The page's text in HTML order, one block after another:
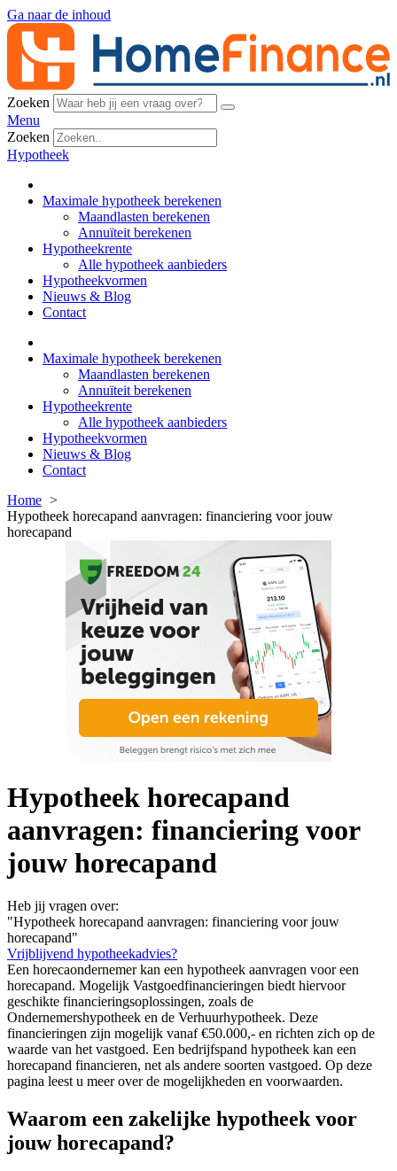
Ga naar de inhoud
Zoeken
Menu
Zoeken
Hypotheek
Maximale hypotheek berekenen
Maandlasten berekenen
Annuïteit berekenen
Hypotheekrente
Alle hypotheek aanbieders
Hypotheekvormen
Nieuws & Blog
Contact
Maximale hypotheek berekenen
Maandlasten berekenen
Annuïteit berekenen
Hypotheekrente
Alle hypotheek aanbieders
Hypotheekvormen
Nieuws & Blog
Contact
Home
Hypotheek horecapand aanvragen: financiering voor jouw
horecapand
Hypotheek horecapand
aanvragen: financiering voor
jouw horecapand
Heb jij vragen over:
"Hypotheek horecapand aanvragen: financiering voor jouw
horecapand"
Vrijblijvend hypotheekadvies?
Een horecaondernemer kan een hypotheek aanvragen voor een
horecapand. Mogelijk Vastgoedfinancieringen biedt hiervoor
geschikte financieringsoplossingen, zoals de
Ondernemershypotheek en de Verhuurhypotheek. Deze
financieringen zijn mogelijk vanaf €50.000,- en richten zich op de
waarde van het vastgoed. Een bedrijfspand hypotheek kan een
horecapand financieren, net als andere soorten vastgoed. Op deze
pagina leest u meer over de mogelijkheden en voorwaarden.
Waarom een zakelijke hypotheek voor
jouw horecapand?